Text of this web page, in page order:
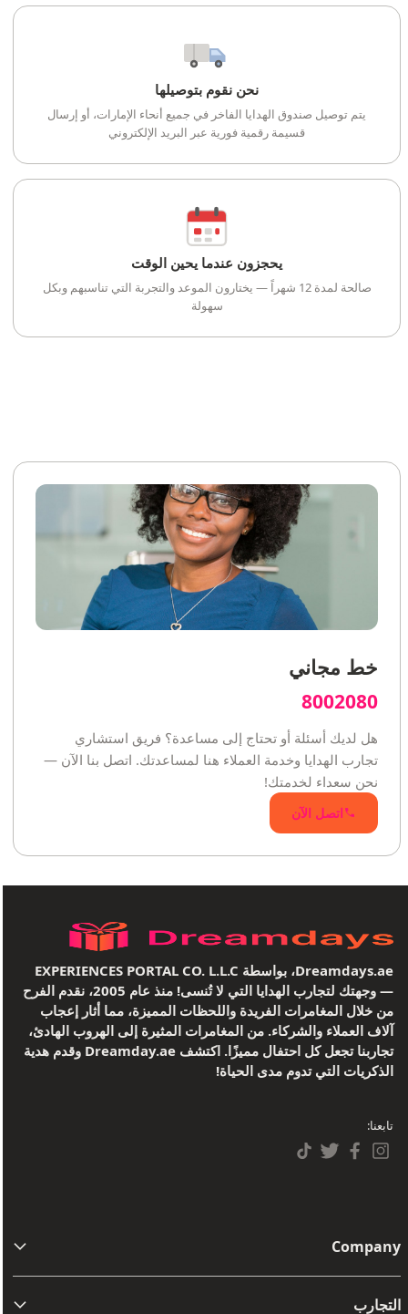
نحن نقوم بتوصيلها
يتم توصيل صندوق الهدايا الفاخر في جميع أنحاء الإمارات، أو إرسال
قسيمة رقمية فورية عبر البريد الإلكتروني
يحجزون عندما يحين الوقت
صالحة لمدة 12 شهراً — يختارون الموعد والتجربة التي تناسبهم وبكل
سهولة
خط مجاني
8002080
هل لديك أسئلة أو تحتاج إلى مساعدة؟ فريق استشاري
تجارب الهدايا وخدمة العملاء هنا لمساعدتك. اتصل بنا الآن —
نحن سعداء لخدمتك!
اتصل الآن
Dreamdays.ae، بواسطة EXPERIENCES PORTAL CO. L.L.C
— وجهتك لتجارب الهدايا التي لا تُنسى! منذ عام 2005، نقدم الفرح
من خلال المغامرات الفريدة واللحظات المميزة، مما أثار إعجاب
آلاف العملاء والشركاء. من المغامرات المثيرة إلى الهروب الهادئ،
تجاربنا تجعل كل احتفال مميزًا. اكتشف Dreamday.ae وقدم هدية
الذكريات التي تدوم مدى الحياة!
تابعنا:
Company
التجارب